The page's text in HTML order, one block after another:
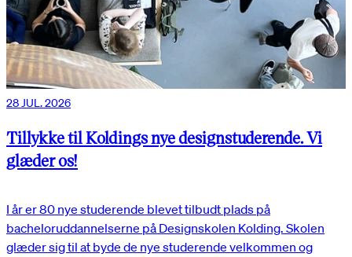
28 JUL. 2026
Tillykke til Koldings nye designstuderende. Vi
glæder os!
I år er 80 nye studerende blevet tilbudt plads på
bacheloruddannelserne på Designskolen Kolding. Skolen
glæder sig til at byde de nye studerende velkommen og